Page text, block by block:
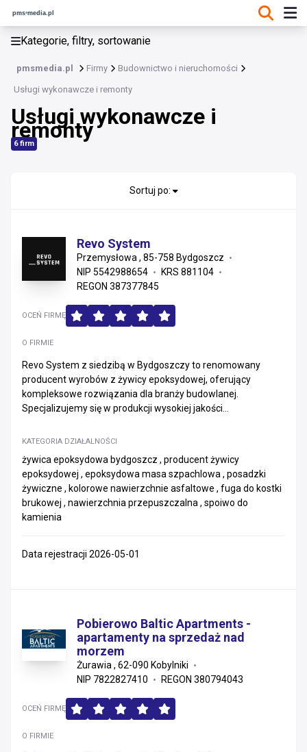
Kategorie, filtry, sortowanie
pmsmedia.pl Firmy Budownictwo i nieruchomości
Usługi wykonawcze i remonty
Usługi wykonawcze i
remonty
6 firm
Budownictwo i nieruchomości
Materiały konstrukcyjne i instalacyjne
Usługi wykonawcze i remonty
Materiały wykończeniowe i sanitarne
Instalacje
Sortuj po:
Revo System
Przemysłowa , 85-758 Bydgoszcz
NIP 5542988654
KRS 881104
REGON 387377845
O FIRMIE
Revo System z siedzibą w Bydgoszczy to renomowany
producent wyrobów z żywicy epoksydowej, oferujący
kompleksowe rozwiązania dla branży budowlanej.
Specjalizujemy się w produkcji wysokiej jakości...
KATEGORIA DZIAŁALNOŚCI
żywica epoksydowa bydgoszcz , producent żywicy
epoksydowej , epoksydowa masa szpachlowa , posadzki
żywiczne , kolorowe nawierzchnie asfaltowe , fuga do kostki
brukowej , nawierzchnia przepuszczalna , spoiwo do
kamienia
OCEŃ FIRMĘ
Data rejestracji 2026-05-01
Pobierowo Baltic Apartments -
apartamenty na sprzedaż nad
morzem
Żurawia , 62-090 Kobylniki
NIP 7822827410
REGON 380794043
O FIRMIE
OCEŃ FIRMĘ